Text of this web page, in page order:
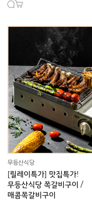
무등산식당
[릴레이특가] 맛집특가!
무등산식당 쪽갈비구이 /
매콤쪽갈비구이